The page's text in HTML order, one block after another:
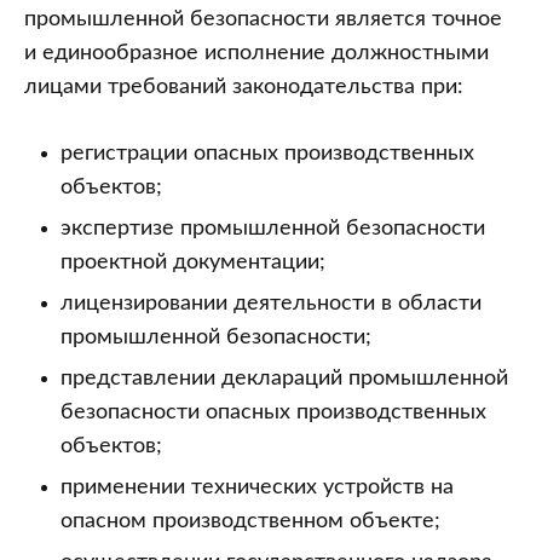
промышленной безопасности является точное
и единообразное исполнение должностными
лицами требований законодательства при:
регистрации опасных производственных
объектов;
экспертизе промышленной безопасности
проектной документации;
лицензировании деятельности в области
промышленной безопасности;
представлении деклараций промышленной
безопасности опасных производственных
объектов;
применении технических устройств на
опасном производственном объекте;